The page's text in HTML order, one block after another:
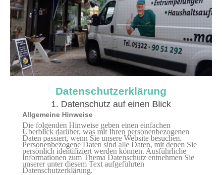
Datenschutzerklärung
1. Datenschutz auf einen Blick
Allgemeine Hinweise
Die folgenden Hinweise geben einen einfachen
Überblick darüber, was mit Ihren personenbezogenen
Daten passiert, wenn Sie unsere Website besuchen.
Personenbezogene Daten sind alle Daten, mit denen Sie
persönlich identifiziert werden können. Ausführliche
Informationen zum Thema Datenschutz entnehmen Sie
unserer unter diesem Text aufgeführten
Datenschutzerklärung.